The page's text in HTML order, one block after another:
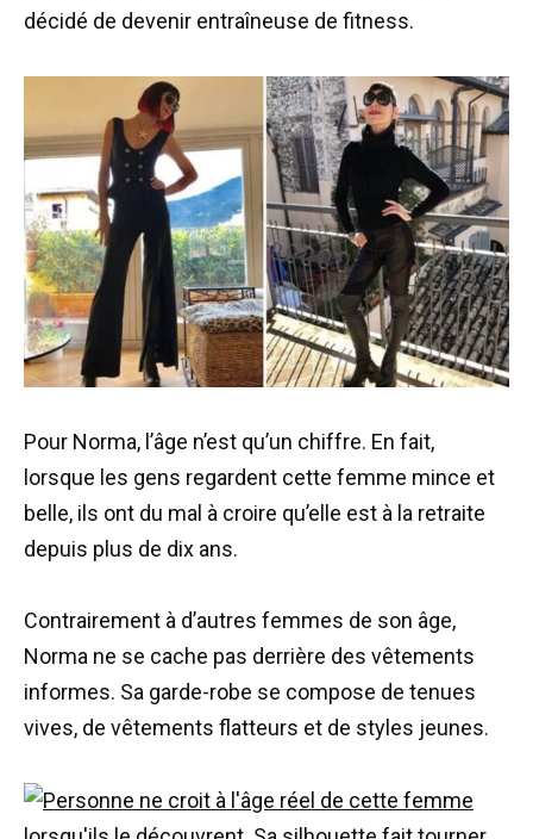
décidé de devenir entraîneuse de fitness.
Pour Norma, l’âge n’est qu’un chiffre. En fait,
lorsque les gens regardent cette femme mince et
belle, ils ont du mal à croire qu’elle est à la retraite
depuis plus de dix ans.
Contrairement à d’autres femmes de son âge,
Norma ne se cache pas derrière des vêtements
informes. Sa garde-robe se compose de tenues
vives, de vêtements flatteurs et de styles jeunes.